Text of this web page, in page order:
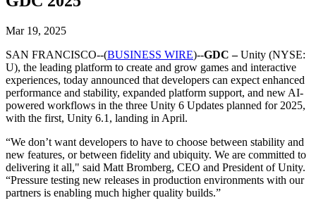
Анализ после запуска и операции с живыми играми
Развивайте
Привлечение пользователей
Будьте замечены и привлекайте мобильных пользователей
Встроенные покупки
Управляйте IAP в магазинах и D2C
Монетизация
Соединяйте игроков с подходящими играми
Торговля
Автомобильная отрасль
Увеличьте инновации и впечатления в автомобиле
Посмотреть все отрасли
Истории успеха из реальной жизни
Руководства по лучшим практикам
Советы и хитрости от экспертов
Демонстрационные проекты
Демо-версии, образцы и строительные блоки
Все ресурсы
Что нового
Блог
Празднование Unity-креаторов по всему миру
Практические руководства
Образование
Для студентов
Запустите свою карьеру
Для преподавателей
Улучшите свое преподавание
Лицензия Education Grant
Принесите мощь Unity в ваше учебное заведение
Mar 19, 2025
SAN FRANCISCO--(BUSINESS WIRE)--GDC –Unity (NYSE:
U), the leading platform to create and grow games and interactive
experiences, today announced that developers can expect enhanced
performance and stability, expanded platform support, and new AI-
powered workflows in the three Unity 6 Updates planned for 2025,
with the first, Unity 6.1, landing in April.
“We don’t want developers to have to choose between stability and
new features, or between fidelity and ubiquity. We are committed to
delivering it all," said Matt Bromberg, CEO and President of Unity.
“Pressure testing new releases in production environments with our
partners is enabling much higher quality builds.”